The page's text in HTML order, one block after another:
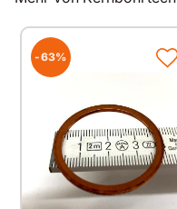
-63%